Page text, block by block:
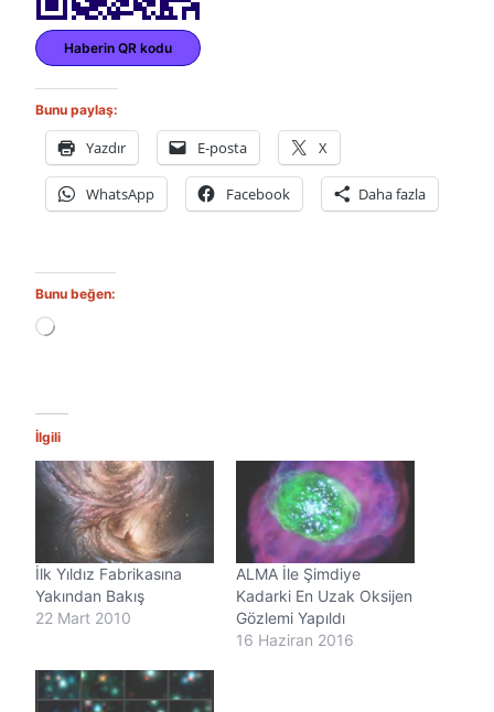
Haberin QR kodu
Bunu paylaş:
Yazdır E-posta X
WhatsApp Facebook Daha fazla
Bunu beğen:
Y
n
y
o
.
İlgili
İlk Yıldız Fabrikasına
Yakından Bakış
22 Mart 2010
ALMA İle Şimdiye
Kadarki En Uzak Oksijen
Gözlemi Yapıldı
16 Haziran 2016